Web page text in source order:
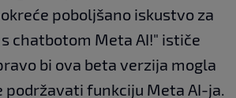
poboljšano iskustvo za
chatbotom Meta AI!" ističe
bi ova beta verzija mogla
podržavati funkciju Meta AI-ja.